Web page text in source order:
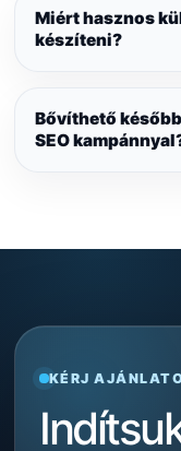
Miért hasznos
készíteni?
Bővíthető
SEO
KÉRJ